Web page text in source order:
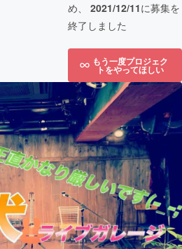
め、 2021/12/11に募集を
終了しました
もう一度プロジェク
トをやってほしい